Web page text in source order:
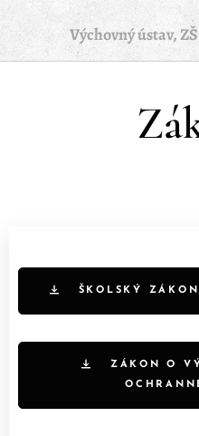
Výchovný ústav,
ŠKOLSKÝ ZÁKON
ZÁKON O